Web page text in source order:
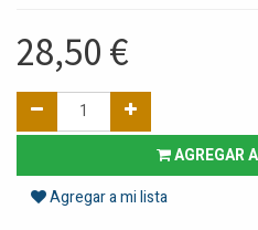
28,50 €
AGREGAR
Agregar a mi lista